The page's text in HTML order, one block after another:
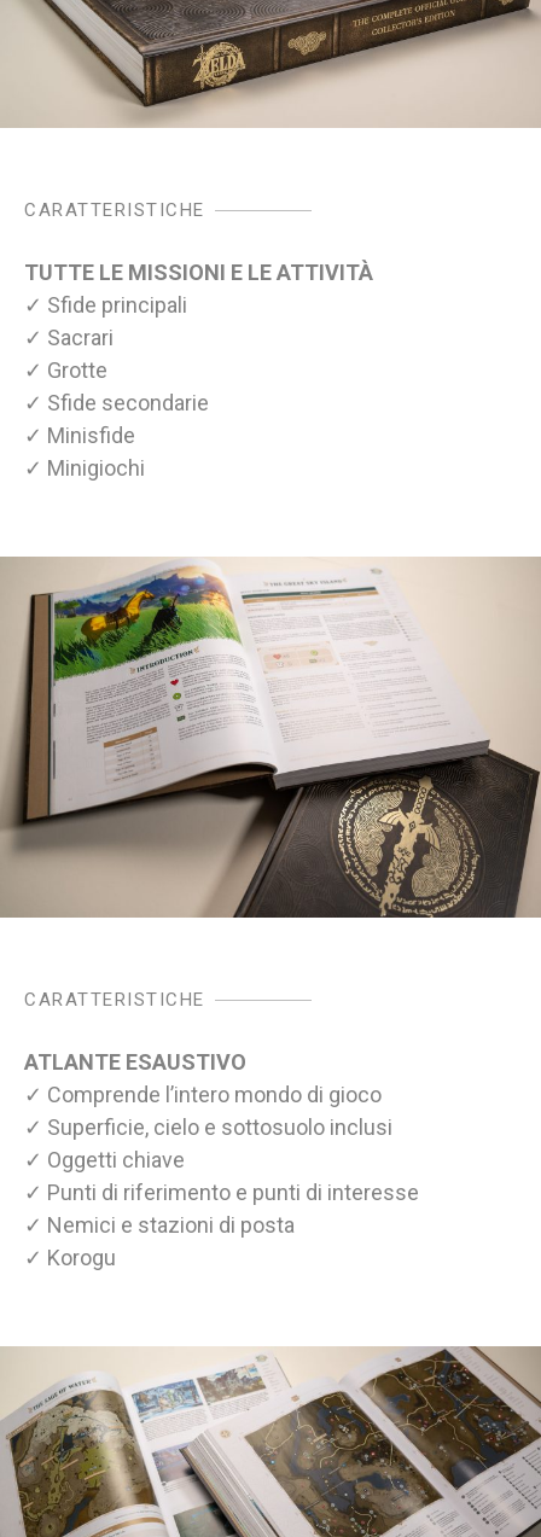
CARATTERISTICHE
TUTTE LE MISSIONI E LE ATTIVITÀ
✓ Sfide principali
✓ Sacrari
✓ Grotte
✓ Sfide secondarie
✓ Minisfide
✓ Minigiochi
CARATTERISTICHE
ATLANTE ESAUSTIVO
✓ Comprende l’intero mondo di gioco
✓ Superficie, cielo e sottosuolo inclusi
✓ Oggetti chiave
✓ Punti di riferimento e punti di interesse
✓ Nemici e stazioni di posta
✓ Korogu